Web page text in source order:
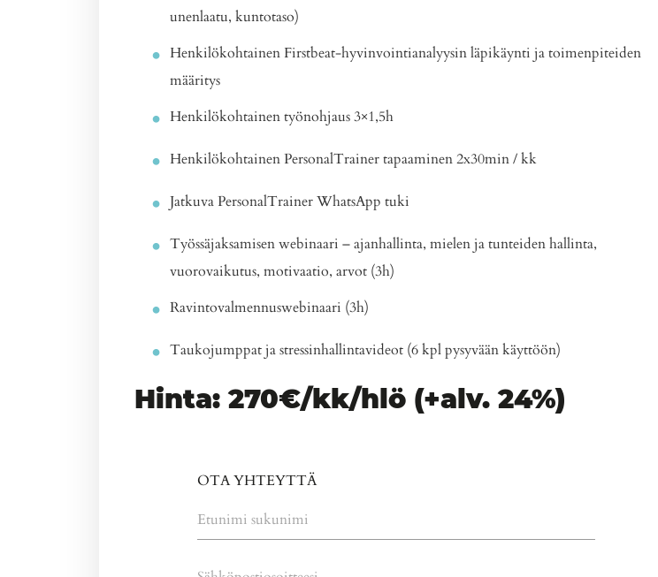
unenlaatu, kuntotaso)
Henkilökohtainen Firstbeat-hyvinvointianalyysin läpikäynti ja toimenpiteiden
määritys
Henkilökohtainen työnohjaus 3×1,5h
Henkilökohtainen PersonalTrainer tapaaminen 2x30min / kk
Jatkuva PersonalTrainer WhatsApp tuki
Työssäjaksamisen webinaari – ajanhallinta, mielen ja tunteiden hallinta,
vuorovaikutus, motivaatio, arvot (3h)
Ravintovalmennuswebinaari (3h)
Taukojumppat ja stressinhallintavideot (6 kpl pysyvään käyttöön)
Hinta: 270€/kk/hlö (+alv. 24%)
OTA YHTEYTTÄ